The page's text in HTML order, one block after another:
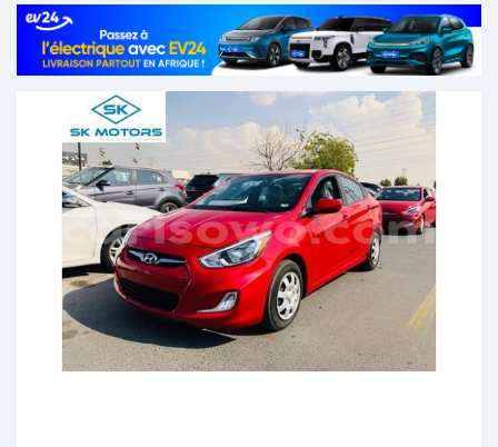
Publié il y a presque 6 ans